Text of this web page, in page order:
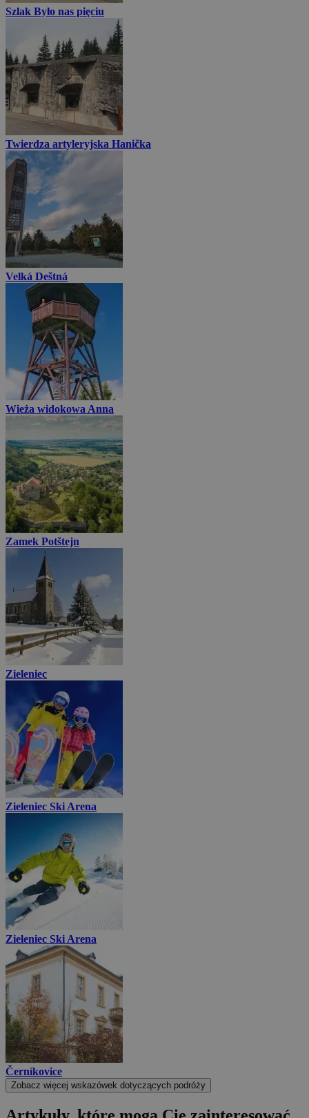
Szlak Było nas pięciu
Twierdza artyleryjska Hanička
Velká Deštná
Wieża widokowa Anna
Zamek Potštejn
Zieleniec
Zieleniec Ski Arena
Zieleniec Ski Arena
Černíkovice
Zobacz więcej wskazówek dotyczących podróży